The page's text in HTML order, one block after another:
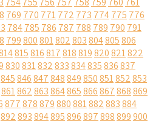
769 770 771772 773 774775 776
784785 786 787 788 789 790 791
799800801802803804805806
815816817818819820821822
830831832833834835836837
845846847848849850851852853
861862863864865866867868869
877878879880881882883884
892893894895896897898899900